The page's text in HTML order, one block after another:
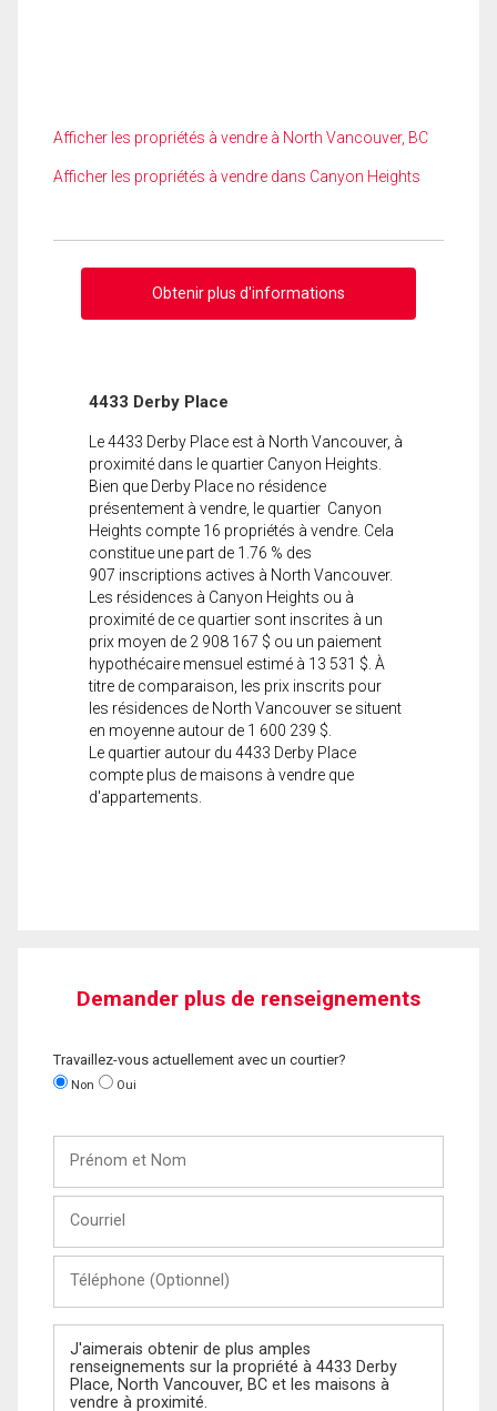
Afficher les propriétés à vendre à North Vancouver, BC
Afficher les propriétés à vendre dans Canyon Heights
Obtenir plus d'informations
4433 Derby Place
Le 4433 Derby Place est à North Vancouver, à
proximité dans le quartier Canyon Heights.
Bien que Derby Place no résidence
présentement à vendre, le quartier Canyon
Heights compte 16 propriétés à vendre. Cela
constitue une part de 1.76 % des
907 inscriptions actives à North Vancouver.
Les résidences à Canyon Heights ou à
proximité de ce quartier sont inscrites à un
prix moyen de 2 908 167 $ ou un paiement
hypothécaire mensuel estimé à 13 531 $. À
titre de comparaison, les prix inscrits pour
les résidences de North Vancouver se situent
en moyenne autour de 1 600 239 $.
Le quartier autour du 4433 Derby Place
compte plus de maisons à vendre que
d'appartements.
Demander plus de renseignements
Travaillez-vous actuellement avec un courtier?
Non Oui
Nom
(Optionnel)
Message